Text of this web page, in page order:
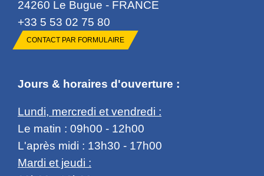
24260 Le Bugue - FRANCE
+33 5 53 02 75 80
CONTACT PAR FORMULAIRE
Jours & horaires d'ouverture :
Lundi, mercredi et vendredi :
Le matin : 09h00 - 12h00
L'après midi : 13h30 - 17h00
Mardi et jeudi :